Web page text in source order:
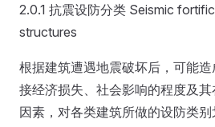
2.0.1 抗震设防分类 Seismic
structures
根据建筑遭遇地震破坏后，可能
接经济损失、社会影响的程度及
因素，对各类建筑所做的设防类别